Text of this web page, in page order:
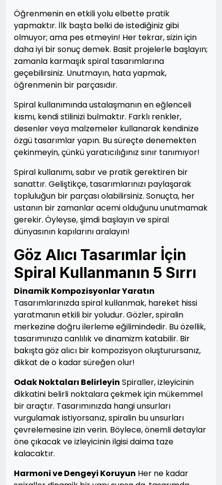
Öğrenmenin en etkili yolu elbette pratik
yapmaktır. İlk başta belki de istediğiniz gibi
olmuyor; ama pes etmeyin! Her tekrar, sizin için
daha iyi bir sonuç demek. Basit projelerle başlayın;
zamanla karmaşık spiral tasarımlarına
geçebilirsiniz. Unutmayın, hata yapmak,
öğrenmenin bir parçasıdır.
Spiral kullanımında ustalaşmanın en eğlenceli
kısmı, kendi stilinizi bulmaktır. Farklı renkler,
desenler veya malzemeler kullanarak kendinize
özgü tasarımlar yapın. Bu süreçte denemekten
çekinmeyin, çünkü yaratıcılığınız sınır tanımıyor!
Spiral kullanımı, sabır ve pratik gerektiren bir
sanattır. Geliştikçe, tasarımlarınızı paylaşarak
topluluğun bir parçası olabilirsiniz. Sonuçta, her
ustanın bir zamanlar acemi olduğunu unutmamak
gerekir. Öyleyse, şimdi başlayın ve spiral
dünyasının kapılarını aralayın!
Göz Alıcı Tasarımlar İçin
Spiral Kullanmanın 5 Sırrı
Dinamik Kompozisyonlar Yaratın
Tasarımlarınızda spiral kullanmak, hareket hissi
yaratmanın etkili bir yoludur. Gözler, spiralin
merkezine doğru ilerleme eğilimindedir. Bu özellik,
tasarımınıza canlılık ve dinamizm katabilir. Bir
bakışta göz alıcı bir kompozisyon oluşturursanız,
dikkat de o kadar süreğen olur!
Odak Noktaları Belirleyin Spiraller, izleyicinin
dikkatini belirli noktalara çekmek için mükemmel
bir araçtır. Tasarımınızda hangi unsurları
vurgulamak istiyorsanız, spiralin bu unsurları
çevrelemesine izin verin. Böylece, önemli detaylar
öne çıkacak ve izleyicinin ilgisi daima taze
kalacaktır.
Harmoni ve Dengeyi Koruyun Her ne kadar